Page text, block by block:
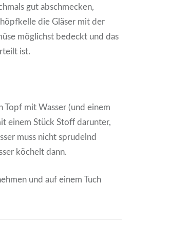
gut abschmecken,
die Gläser mit der
möglichst bedeckt und das
ist.
Topf mit Wasser (und einem
einem Stück Stoff darunter,
muss nicht sprudelnd
köchelt dann.
und auf einem Tuch